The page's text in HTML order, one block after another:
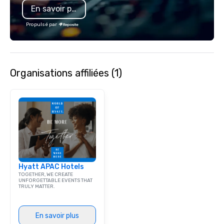
En savoir plus
Propulsé par
Organisations affiliées (1)
Hyatt APAC Hotels
TOGETHER, WE CREATE
UNFORGETTABLE EVENTS THAT
TRULY MATTER.
En savoir plus